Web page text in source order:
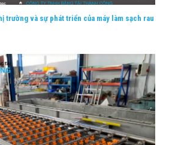
trường và sự phát triển của máy làm sạch rau